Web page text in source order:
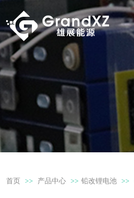
首页 >> 产品中心 >> 铅改锂电池 >>